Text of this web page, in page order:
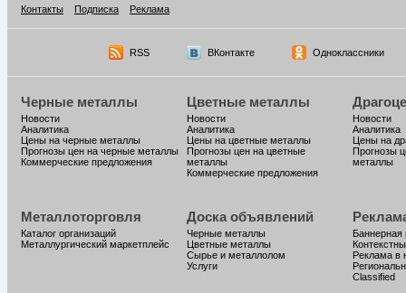
Контакты
Подписка Реклама
RSS ВКонтакте Одноклассники
Черные металлы
Новости
Аналитика
Цены на черные металлы
Прогнозы цен на черные металлы
Коммерческие предложения
Цветные металлы
Новости
Аналитика
Цены на цветные металлы
Прогнозы цен на цветные
металлы
Коммерческие предложения
Новости
Аналитика
Цены на
Прогнозы
металлы
Металлоторговля
Каталог организаций
Металлургический маркетплейс
Доска объявлений
Черные металлы
Цветные металлы
Сырье и металлолом
Услуги
Баннерная
Реклама в
Classified